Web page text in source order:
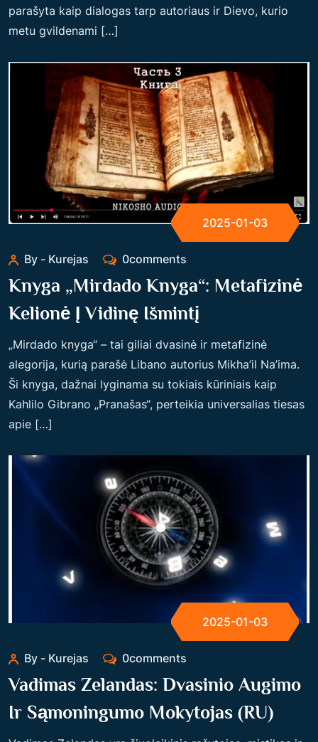
parašyta kaip dialogas tarp autoriaus ir Dievo, kurio
metu gvildenami […]
2025-01-03
By - Kurejas 0comments
Knyga „Mirdado Knyga“: Metafizinė
Kelionė Į Vidinę Išmintį
„Mirdado knyga“ – tai giliai dvasinė ir metafizinė
alegorija, kurią parašė Libano autorius Mikha’il Na’ima.
Ši knyga, dažnai lyginama su tokiais kūriniais kaip
Kahlilo Gibrano „Pranašas“, perteikia universalias tiesas
apie […]
2025-01-03
By - Kurejas 0comments
Vadimas Zelandas: Dvasinio Augimo
Ir Sąmoningumo Mokytojas (RU)